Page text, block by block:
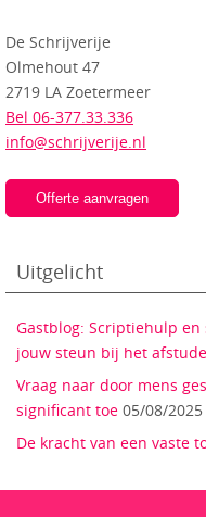
De Schrijverije
Olmehout 47
2719 LA Zoetermeer
Bel 06-377.33.336
info@schrijverije.nl
Offerte aanvragen
Uitgelicht
Gastblog: Scriptiehulp
jouw steun bij het
Vraag naar door mens
significant toe 05/08/2025
De kracht van een vaste